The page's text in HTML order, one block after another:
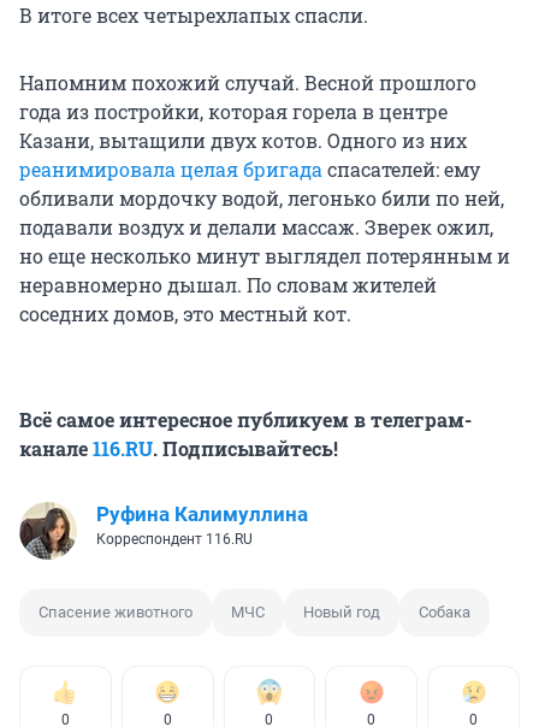
В итоге всех четырехлапых спасли.
Напомним похожий случай. Весной прошлого
года из постройки, которая горела в центре
Казани, вытащили двух котов. Одного из них
реанимировала целая бригада спасателей: ему
обливали мордочку водой, легонько били по ней,
подавали воздух и делали массаж. Зверек ожил,
но еще несколько минут выглядел потерянным и
неравномерно дышал. По словам жителей
соседних домов, это местный кот.
Всё самое интересное публикуем в телеграм-
канале116.RU. Подписывайтесь!
Руфина Калимуллина
Корреспондент 116.RU
Спасение животного МЧС Новый год Собака
0 0 0 0 0